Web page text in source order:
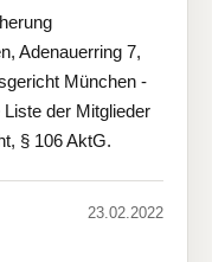
Adenauerring 7,
München -
der Mitglieder
§ 106 AktG.
23.02.2022